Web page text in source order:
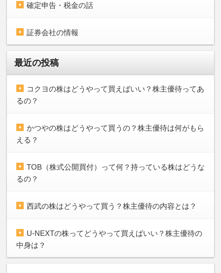
確定申告・税金の話
証券会社の情報
最近の投稿
コクヨの株はどうやって買えばいい？株主優待ってあ
るの？
かつやの株はどうやって買うの？株主優待は何がもら
える？
TOB（株式公開買付）って何？持っている株はどうな
るの？
西武の株はどうやって買う？株主優待の内容とは？
U-NEXTの株ってどうやって買えばいい？株主優待の
中身は？